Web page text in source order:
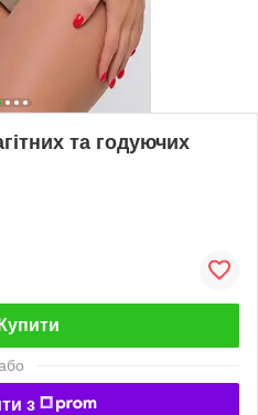
та годуючих
Купити
з